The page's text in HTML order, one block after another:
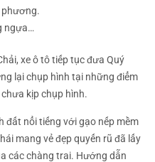
phương.
ngựa…
xe ô tô tiếp tục đưa Quý
lại chụp hình tại những điểm
kịp chụp hình.
đất nổi tiếng với gạo nếp mềm
mang vẻ đẹp quyến rũ đã lấy
các chàng trai. Hướng dẫn